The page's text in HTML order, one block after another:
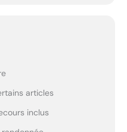
articles
inclus